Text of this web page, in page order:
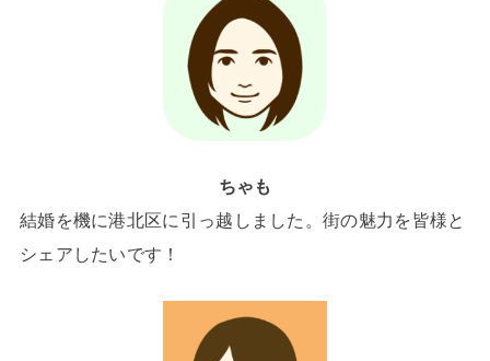
ちゃも
結婚を機に港北区に引っ越しました。街の魅力を皆様と
シェアしたいです！